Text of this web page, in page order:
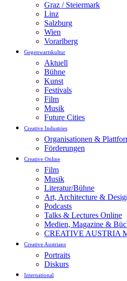
Graz / Steiermark
Linz
Salzburg
Wien
Vorarlberg
Gegenwartskultur
Aktuell
Bühne
Kunst
Festivals
Film
Musik
Future Cities
Creative Industries
Organisationen &
Förderungen
Creative Online
Film
Musik
Literatur/Bühne
Art, Architecture &
Podcasts
Talks & Lectures Online
Medien, Magazine &
CREATIVE AUSTRIA
Creative Austrians
Portraits
Diskurs
International